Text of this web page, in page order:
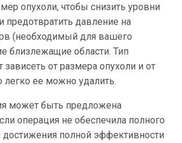
опухоли, чтобы снизить уровни
предотвратить давление на
(необходимый для вашего
близлежащие области. Тип
зависеть от размера опухоли и от
легко ее можно удалить.
может быть предложена
операция не обеспечила полного
достижения полной эффективности